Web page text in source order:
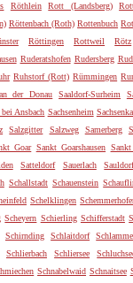
Röthlein Rott (Landsberg)
Röttenbach (Roth) Rottenbuch
Röttingen Rottweil Rötz
Ruderatshofen Rudersberg
Ruhstorf (Rott) Rümmingen
der Donau Saaldorf-Surheim
bei Ansbach Sachsenheim
Salzgitter Salzweg Samerberg
Goar Sankt Goarshausen
Satteldorf Sauerlach
Schallstadt Schauenstein
Schelklingen
Scheyern Schierling Schifferstadt
Schirnding Schlaitdorf
Schlierbach Schliersee
Schnabelwaid Schnaitsee